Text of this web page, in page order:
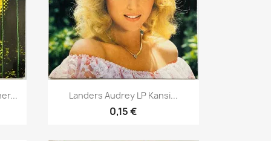
 Pikakatselu
Landers Audrey LP Kansi...
0,15 €